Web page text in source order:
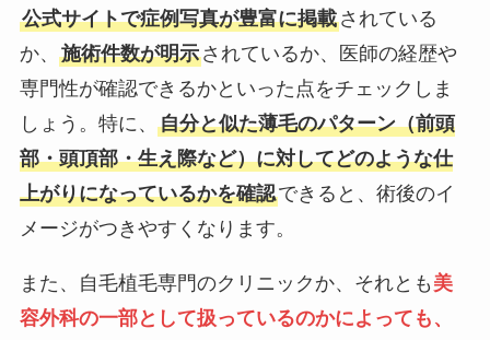
公式サイトで症例写真が豊富に掲載されている
か、 施術件数が明示されているか、医師の経歴や
専門性が確認できるかといった点をチェックしま
しょう。特に、 自分と似た薄毛のパターン（前頭
部・頭頂部・生え際など）に対してどのような仕
上がりになっているかを確認できると、術後のイ
メージがつきやすくなります。
また、自毛植毛専門のクリニックか、それとも 美
容外科の一部として扱っているのかによっても、